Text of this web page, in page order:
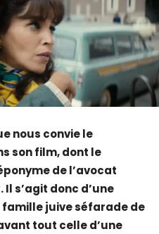
nous convie le
son film, dont le
de l’avocat
s’agit donc d’une
famille juive séfarade de
tout celle d’une